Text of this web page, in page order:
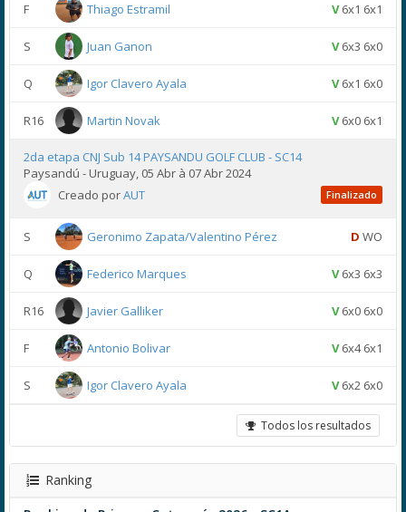
F Thiago Estramil V6x1 6x1
S Juan Ganon V6x3 6x0
Q Igor Clavero Ayala V6x1 6x0
R16 Martin Novak V6x0 6x1
2da etapa CNJ Sub 14 PAYSANDU GOLF CLUB - SC14
Paysandú - Uruguay, 05 Abr à 07 Abr 2024
Creado porAUT Finalizado
S Geronimo Zapata/Valentino Pérez D WO
Q Federico Marques V6x3 6x3
R16 Javier Galliker V6x0 6x0
F Antonio Bolivar V6x4 6x1
S Igor Clavero Ayala V6x2 6x0
Todos los resultados
Ranking